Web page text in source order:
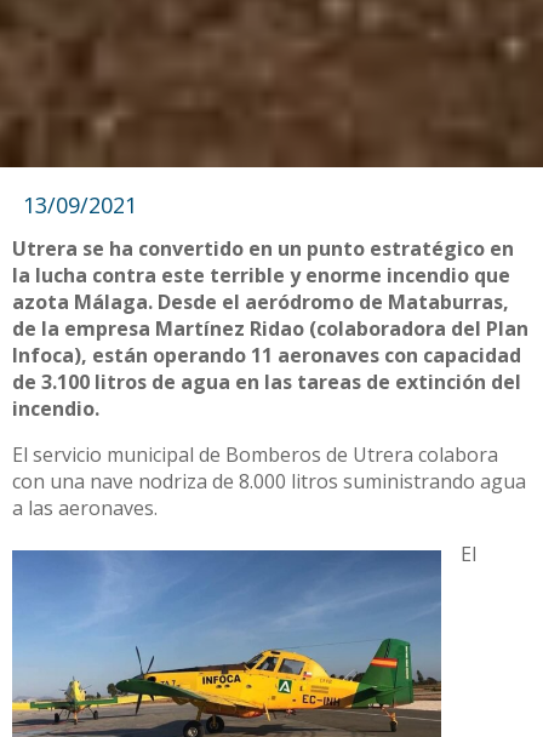
13/09/2021
Utrera se ha convertido en un punto estratégico en
la lucha contra este terrible y enorme incendio que
azota Málaga. Desde el aeródromo de Mataburras,
de la empresa Martínez Ridao (colaboradora del Plan
Infoca), están operando 11 aeronaves con capacidad
de 3.100 litros de agua en las tareas de extinción del
incendio.
El servicio municipal de Bomberos de Utrera colabora
con una nave nodriza de 8.000 litros suministrando agua
a las aeronaves.
El